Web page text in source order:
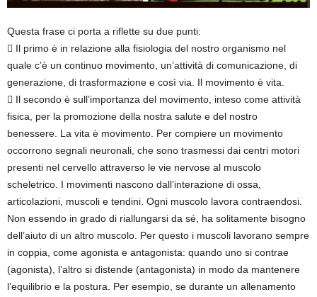
Questa frase ci porta a riflette su due punti:
 Il primo è in relazione alla fisiologia del nostro organismo nel
quale c’è un continuo movimento, un’attività di comunicazione, di
generazione, di trasformazione e così via. Il movimento è vita.
 Il secondo è sull’importanza del movimento, inteso come attività
fisica, per la promozione della nostra salute e del nostro
benessere. La vita è movimento. Per compiere un movimento
occorrono segnali neuronali, che sono trasmessi dai centri motori
presenti nel cervello attraverso le vie nervose al muscolo
scheletrico. I movimenti nascono dall’interazione di ossa,
articolazioni, muscoli e tendini. Ogni muscolo lavora contraendosi.
Non essendo in grado di riallungarsi da sé, ha solitamente bisogno
dell’aiuto di un altro muscolo. Per questo i muscoli lavorano sempre
in coppia, come agonista e antagonista: quando uno si contrae
(agonista), l’altro si distende (antagonista) in modo da mantenere
l’equilibrio e la postura. Per esempio, se durante un allenamento